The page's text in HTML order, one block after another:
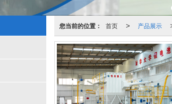
您当前的位置： 首页 > 产品展示